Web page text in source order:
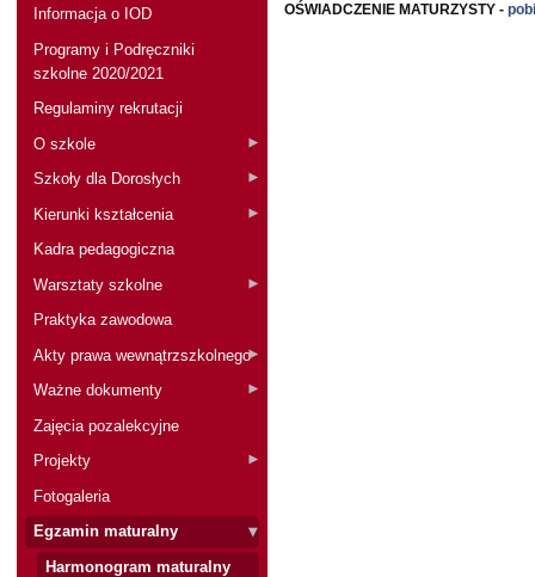
Informacja o IOD
Programy i Podręczniki
szkolne 2020/2021
Regulaminy rekrutacji
O szkole
Szkoły dla Dorosłych
Kierunki kształcenia
Kadra pedagogiczna
Warsztaty szkolne
Praktyka zawodowa
Akty prawa wewnątrzszkolnego
Ważne dokumenty
Zajęcia pozalekcyjne
Projekty
Fotogaleria
Egzamin maturalny
Harmonogram maturalny
OŚWIADCZENIE MATURZYSTY -